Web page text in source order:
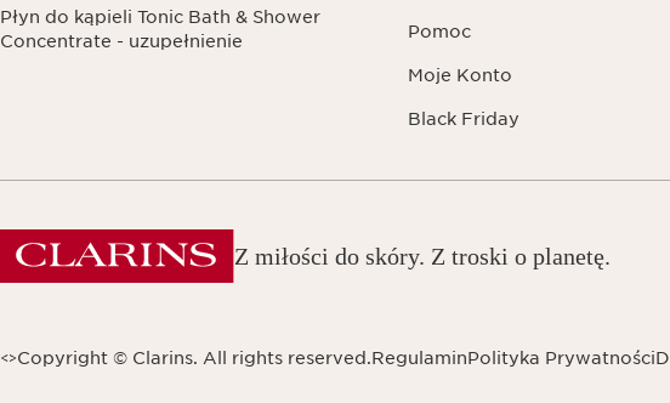
Płyn do kąpieli Tonic Bath & Shower
Concentrate - uzupełnienie
Pomoc
Moje Konto
Black Friday
Z miłości do skóry. Z troski o planetę.
Copyright © Clarins. All rights reserved.RegulaminPolityka Prywatności
<>